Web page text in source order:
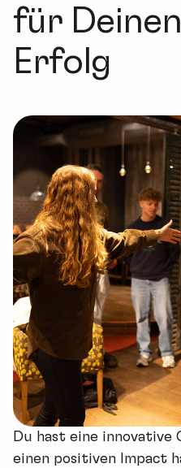
Du hast eine innovative
einen positiven Impact
für
Erfolg